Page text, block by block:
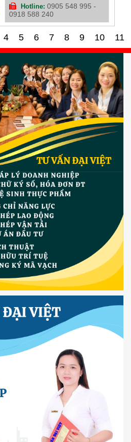
đứng vững chãi trong lòng
khách hàng. Công ty chữ ký
số điện tử tại Nghệ An của
chúng tôi đã, đang và sẽ là
doanh nghiệp
Hotline: 0905 548 995 -
0918 588 240
4 5 6 7 8 9 10 11